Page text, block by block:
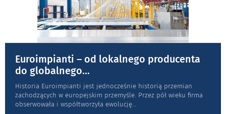
Euroimpianti – od lokalnego producenta
do globalnego...
Historia Euroimpianti jest jednocześnie historią przemian
zachodzących w europejskim przemyśle. Przez pół wieku firma
obserwowała i współtworzyła ewolucję